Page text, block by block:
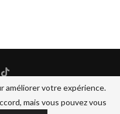
COSMETIQUES
améliorer votre expérience.
mais vous pouvez vous